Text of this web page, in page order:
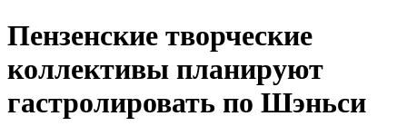
Пензенские творческие
коллективы планируют
гастролировать по Шэньси